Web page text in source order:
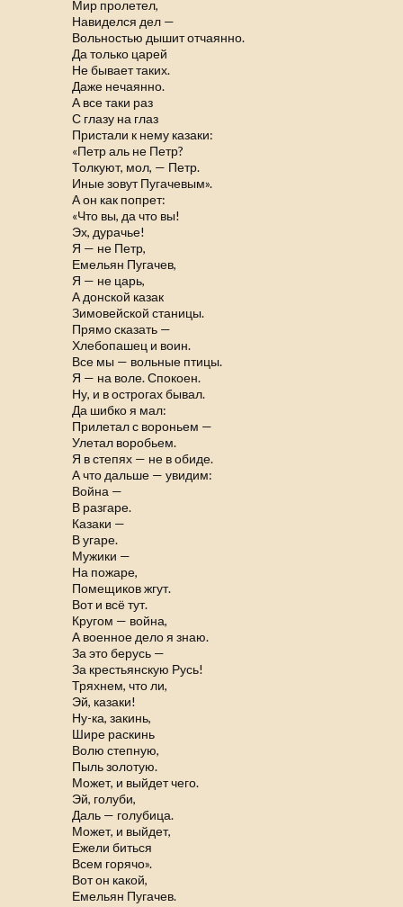
Мир пролетел,
Навиделся дел —
Вольностью дышит отчаянно.
Да только царей
Не бывает таких.
Даже нечаянно.
А все таки раз
С глазу на глаз
Пристали к нему казаки:
«Петр аль не Петр?
Толкуют, мол, — Петр.
Иные зовут Пугачевым».
А он как попрет:
«Что вы, да что вы!
Эх, дурачье!
Я — не Петр,
Емельян Пугачев,
Я — не царь,
А донской казак
Зимовейской станицы.
Прямо сказать —
Хлебопашец и воин.
Все мы — вольные птицы.
Я — на воле. Спокоен.
Ну, и в острогах бывал.
Да шибко я мал:
Прилетал с вороньем —
Улетал воробьем.
Я в степях — не в обиде.
А что дальше — увидим:
Война —
В разгаре.
Казаки —
В угаре.
Мужики —
На пожаре,
Помещиков жгут.
Вот и всё тут.
Кругом — война,
А военное дело я знаю.
За это берусь —
За крестьянскую Русь!
Тряхнем, что ли,
Эй, казаки!
Ну-ка, закинь,
Шире раскинь
Волю степную,
Пыль золотую.
Может, и выйдет чего.
Эй, голуби,
Даль — голубица.
Может, и выйдет,
Ежели биться
Всем горячо».
Вот он какой,
Емельян Пугачев.